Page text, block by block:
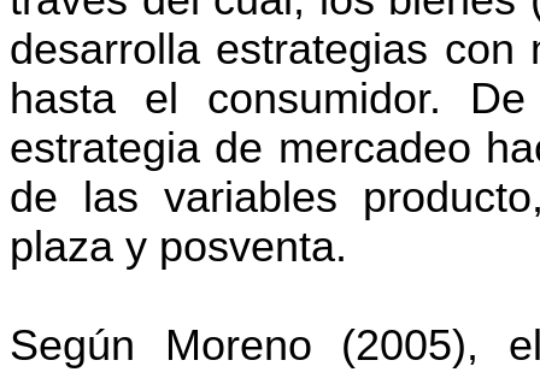
desarrolla estrategias
hasta el consumidor.
estrategia de mercadeo
de las variables
plaza y posventa.
Según Moreno (2005),